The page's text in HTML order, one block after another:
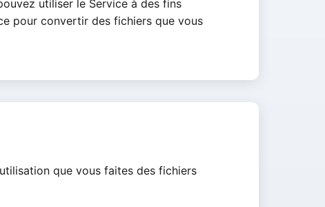
utiliser le Service à des fins
pour convertir des fichiers que vous
que vous faites des fichiers